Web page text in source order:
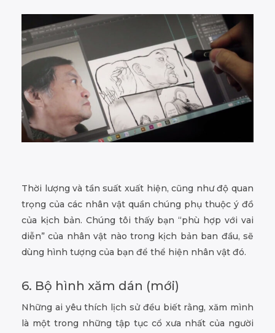
Thời lượng và tần suất xuất hiện, cũng như độ quan
trọng của các nhân vật quần chúng phụ thuộc ý đồ
của kịch bản. Chúng tôi thấy bạn “phù hợp với vai
diễn” của nhân vật nào trong kịch bản ban đầu, sẽ
dùng hình tượng của bạn để thể hiện nhân vật đó.
6. Bộ hình xăm dán (mới)
Những ai yêu thích lịch sử đều biết rằng, xăm mình
là một trong những tập tục cổ xưa nhất của người